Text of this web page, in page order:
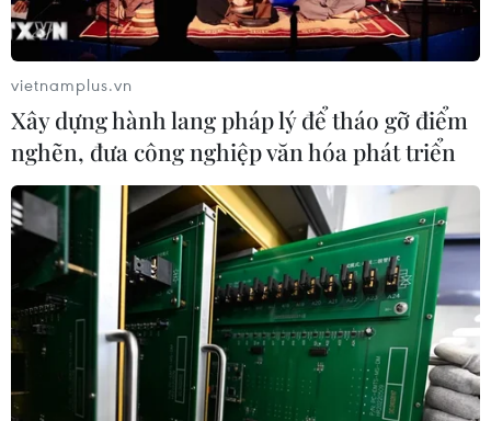
Dự án Cao tốc Bắc-Nam đoạn Mai Sơn-Quốc lộ 45 với
nguồn vốn đầu tư hơn 12.000 tỷ đồng đang được các
nhà thầu gấp rút triển khai thi công các hạng mục cuối
để kịp khánh thành ngày 29/4.
vietnamplus.vn
Xây dựng hành lang pháp lý để tháo gỡ điểm
nghẽn, đưa công nghiệp văn hóa phát triển